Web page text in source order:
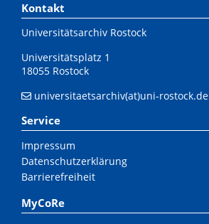
Kontakt
Universitätsarchiv Rostock
Universitätsplatz 1
18055 Rostock
universitaetsarchiv(at)uni-rostock.de
Service
Impressum
Datenschutzerklärung
Barrierefreiheit
MyCoRe